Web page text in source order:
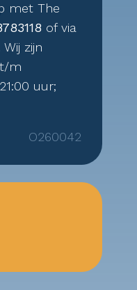
met The
of via
Wij zijn
m
uur;
O260042